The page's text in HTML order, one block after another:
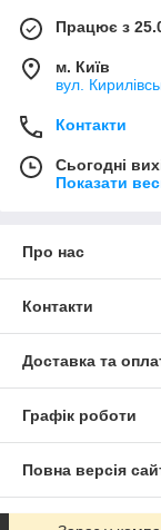
Працює з
м. Київ
вул.
Контакти
Сьогодні
Показати
Про нас
Контакти
Доставка та
Графік роботи
Повна версія
Сайт створено